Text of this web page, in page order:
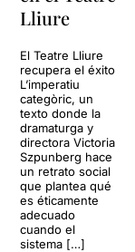
Lliure
El Teatre Lliure
recupera el éxito
L’imperatiu
categòric, un
texto donde la
dramaturga y
directora Victoria
Szpunberg hace
un retrato social
que plantea qué
es éticamente
adecuado
cuando el
sistema […]